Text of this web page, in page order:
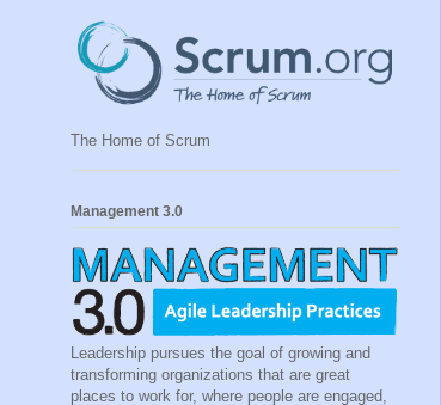
The Home of Scrum
Management 3.0
Leadership pursues the goal of growing and
transforming organizations that are great
places to work for, where people are engaged,